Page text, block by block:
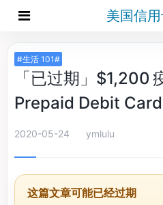
美国信用
#生活 101#
「已过期」$1,200
Prepaid Debit
2020-05-24 ymlulu
这篇文章可能已经过期